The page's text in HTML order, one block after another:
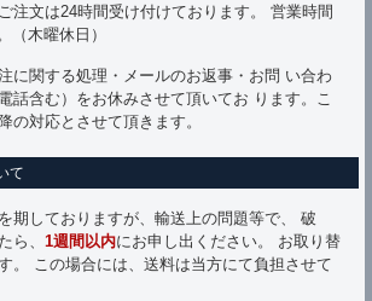
注文は24時間受け付けております。 営業時間
（木曜休日）
に関する処理・メールのお返事・お問 い合わ
話含む）をお休みさせて頂いてお ります。こ
の対応とさせて頂きます。
て
期しておりますが、輸送上の問題等で、 破
ら、 1週間以内にお申し出ください。 お取り替
。 この場合には、送料は当方にて負担させて